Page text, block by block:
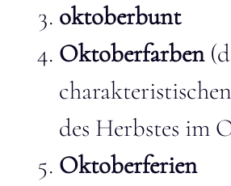
oktoberbunt
Oktoberfarben
des Herbstes im
Oktoberferien